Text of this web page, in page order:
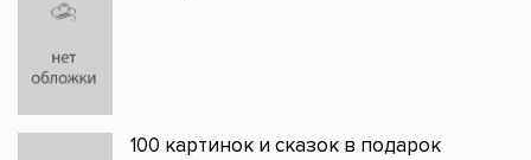
100 картинок и сказок в подарок